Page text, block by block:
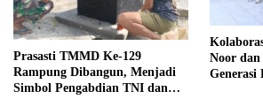
Prasasti TMMD Ke-129
Rampung Dibangun, Menjadi
Simbol Pengabdian TNI dan
Noor
Generasi